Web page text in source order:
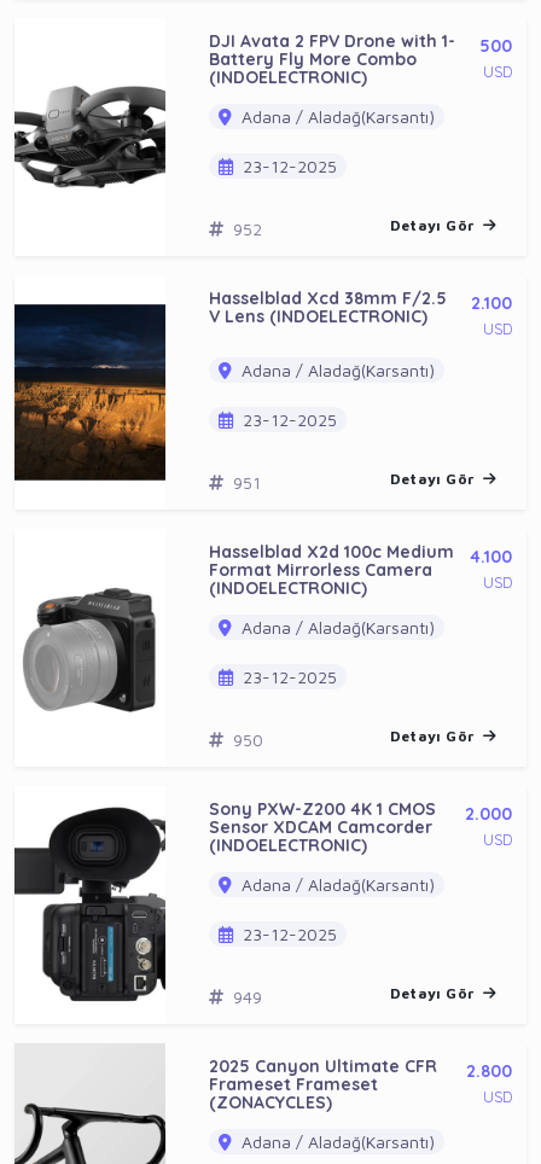
DJI Avata 2 FPV Drone with 1-
Battery Fly More Combo
(INDOELECTRONIC)
500
USD
Adana / Aladağ(Karsantı)
23-12-2025
952 Detayı Gör
Hasselblad Xcd 38mm F/2.5
V Lens (INDOELECTRONIC)
2.100
USD
Adana / Aladağ(Karsantı)
23-12-2025
951 Detayı Gör
Hasselblad X2d 100c Medium
Format Mirrorless Camera
(INDOELECTRONIC)
4.100
USD
Adana / Aladağ(Karsantı)
23-12-2025
950 Detayı Gör
Sony PXW-Z200 4K 1 CMOS
Sensor XDCAM Camcorder
(INDOELECTRONIC)
2.000
USD
Adana / Aladağ(Karsantı)
23-12-2025
949 Detayı Gör
2025 Canyon Ultimate CFR
Frameset Frameset
(ZONACYCLES)
2.800
USD
Adana / Aladağ(Karsantı)